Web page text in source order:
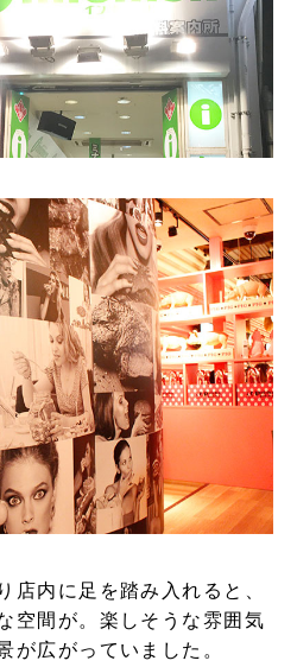
店内に足を踏み入れると、
空間が。楽しそうな雰囲気
が広がっていました。